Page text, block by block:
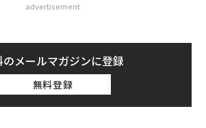
advertisement
のメールマガジンに登録
無料登録